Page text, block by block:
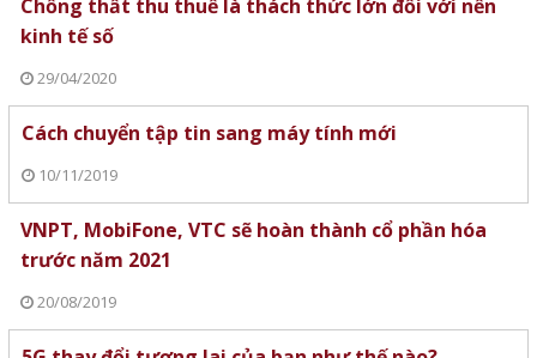
Chống thất thu thuế là thách thức lớn đối với nền
kinh tế số
29/04/2020
Cách chuyển tập tin sang máy tính mới
10/11/2019
VNPT, MobiFone, VTC sẽ hoàn thành cổ phần hóa
trước năm 2021
20/08/2019